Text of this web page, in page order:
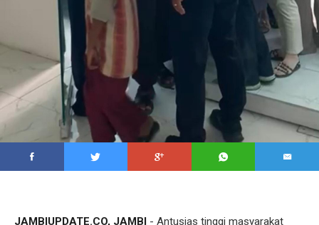
JAMBIUPDATE.CO, JAMBI - Antusias tinggi masyarakat